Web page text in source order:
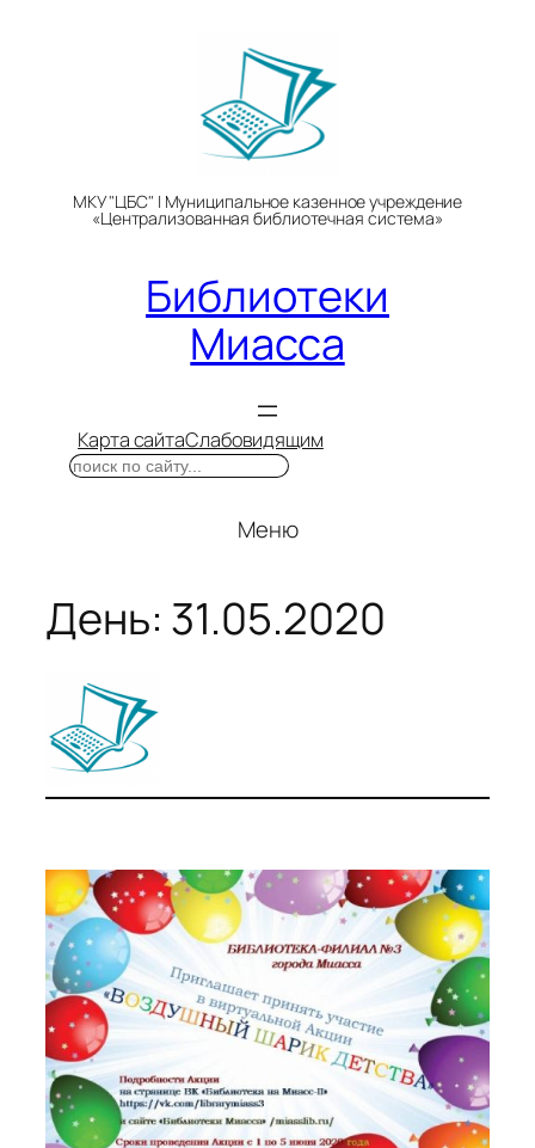
МКУ "ЦБС" | Муниципальное казенное учреждение
«Централизованная библиотечная система»
Библиотеки
Миасса
Карта сайтаСлабовидящим
Поиск
Меню
День: 31.05.2020